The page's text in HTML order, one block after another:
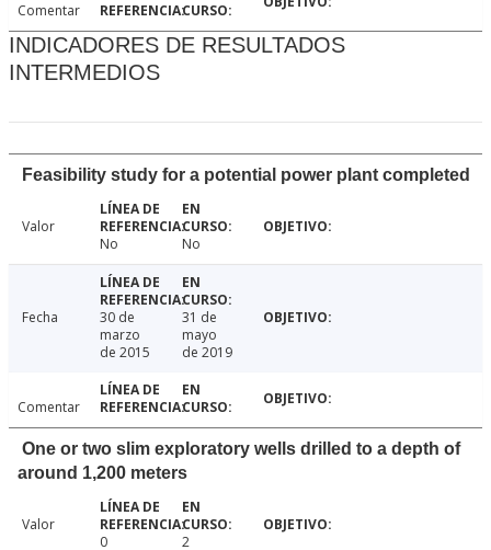
Comentar
INDICADORES DE RESULTADOS
INTERMEDIOS
Feasibility study for a potential power plant completed
Valor
No
No
Fecha
30 de
marzo
de 2015
31 de
mayo
de 2019
Comentar
One or two slim exploratory wells drilled to a depth of
around 1,200 meters
Valor
0
2